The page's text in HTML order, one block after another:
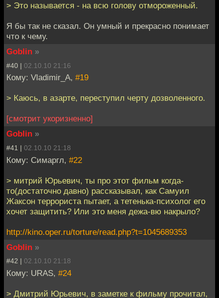
> Это называется - на всю голову отмороженный.
Я бы так не сказал. Он умный и прекрасно понимает
что к чему.
Goblin »
#40 | 02.10.10 21:16
Кому: Vladimir_A, #19
> Каюсь, в азарте, переступил черту дозволенного.
[смотрит укоризненно]
Goblin »
#41 | 02.10.10 21:18
Кому: Симаргл, #22
> митрий Юрьевич, ты про этот фильм когда-
то(достаточно давно) рассказывал, как Самуил
Жаксон террориста пытает, а тетенька-психолог его
хочет защитить? Или это меня дежа-вю накрыло?
http://kino.oper.ru/torture/read.php?t=1045689353
Goblin »
#42 | 02.10.10 21:18
Кому: URAS, #24
> Дмитрий Юрьевич, в заметке к фильму прочитал,